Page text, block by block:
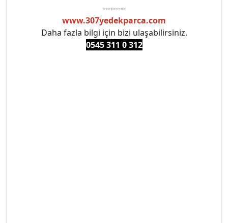
---------
www.307yedekparca.com
Daha fazla bilgi için bizi ulaşabilirsiniz.
0545 311 0 312